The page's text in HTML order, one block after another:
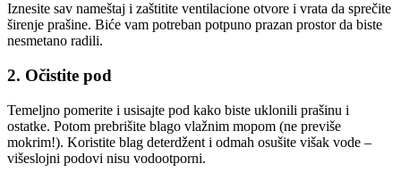
Iznesite sav nameštaj i zaštitite ventilacione otvore i vrata da sprečite
širenje prašine. Biće vam potreban potpuno prazan prostor da biste
nesmetano radili.
2. Očistite pod
Temeljno pomerite i usisajte pod kako biste uklonili prašinu i
ostatke. Potom prebrišite blago vlažnim mopom (ne previše
mokrim!). Koristite blag deterdžent i odmah osušite višak vode –
višeslojni podovi nisu vodootporni.